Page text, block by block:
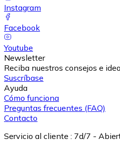
Instagram
Facebook
Youtube
Newsletter
Reciba nuestros consejos e
Suscríbase
Ayuda
Cómo funciona
Preguntas frecuentes (FAQ)
Contacto
Servicio al cliente : 7d/7 -